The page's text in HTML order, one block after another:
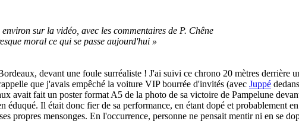
sur la vidéo, avec les commentaires de P. Chêne
moral ce qui se passe aujourd'hui »
devant une foule surréaliste ! J'ai suivi ce chrono 20 mètres derrière
que j'avais empêché la voiture VIP bourrée d'invités (avec Juppé
avait fait un poster format A5 de la photo de sa victoire de Pampelune
Il était donc fier de sa performance, en étant dopé et probablement
propres mensonges. En l'occurrence, personne ne pensait mentir ni en se